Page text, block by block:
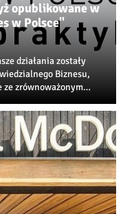
opublikowane w
w Polsce"
działania zostały
Biznesu,
zrównoważonym